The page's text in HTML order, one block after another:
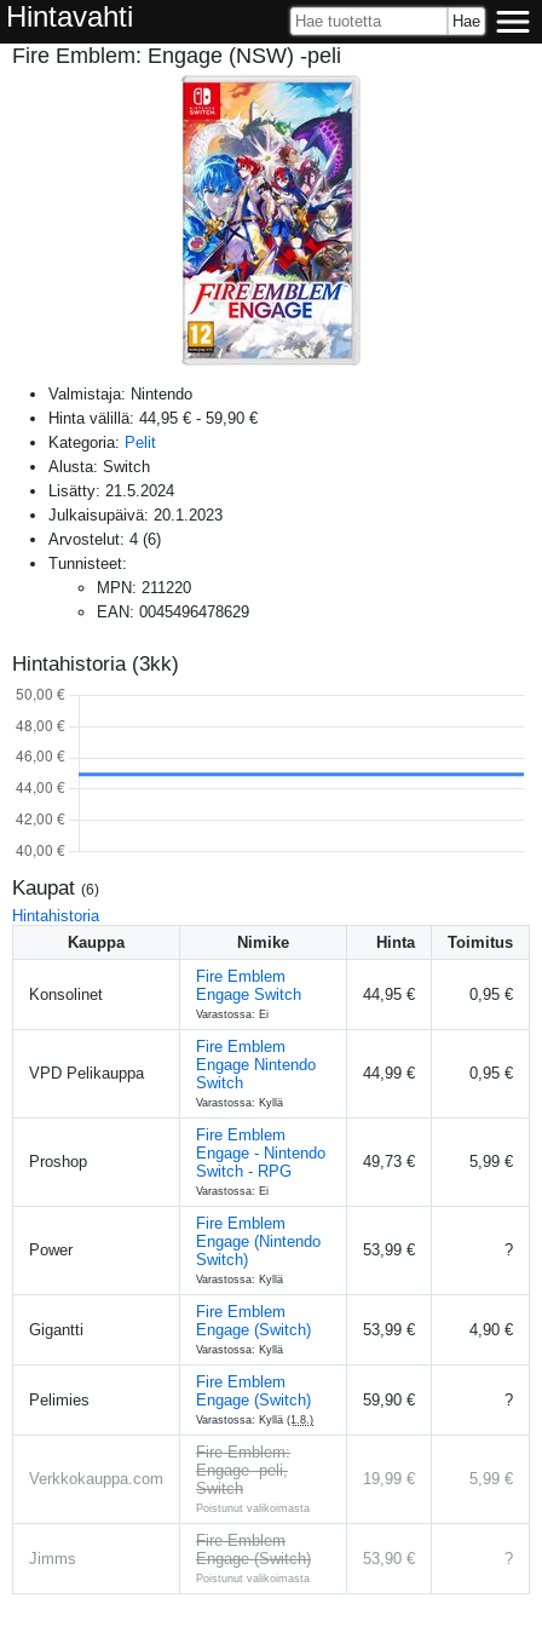
Hintavahti
Fire Emblem: Engage (NSW) -peli
Valmistaja: Nintendo
Hinta välillä: 44,95 € - 59,90 €
Kategoria: Pelit
Alusta: Switch
Lisätty: 21.5.2024
Julkaisupäivä: 20.1.2023
Arvostelut: 4 (6)
Tunnisteet:
MPN: 211220
EAN: 0045496478629
Hintahistoria (3kk)
Kaupat (6)
Hintahistoria
Kauppa
Nimike Hinta Toimitus
Konsolinet
Fire Emblem
Engage Switch
Varastossa: Ei
44,95 € 0,95 €
VPD Pelikauppa
Fire Emblem
Engage Nintendo
Switch
Varastossa: Kyllä
44,99 € 0,95 €
Proshop
Fire Emblem
Engage - Nintendo
Switch - RPG
Varastossa: Ei
49,73 € 5,99 €
Power
Fire Emblem
Engage (Nintendo
Switch)
Varastossa: Kyllä
53,99 € ?
Gigantti
Fire Emblem
Engage (Switch)
Varastossa: Kyllä
53,99 € 4,90 €
Pelimies
Fire Emblem
Engage (Switch)
Varastossa: Kyllä (1.8.)
59,90 € ?
Verkkokauppa.com
Fire Emblem:
Engage -peli,
Switch
Poistunut valikoimasta
19,99 € 5,99 €
Jimms
Fire Emblem
Engage (Switch)
Poistunut valikoimasta
53,90 € ?